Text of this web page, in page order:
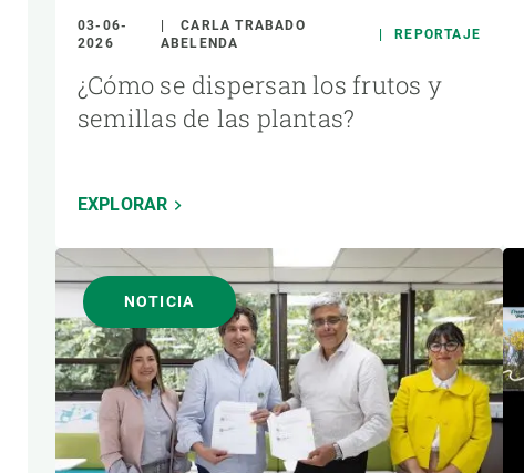
03-06-
2026
CARLA TRABADO
ABELENDA
REPORTAJE
¿Cómo se dispersan los frutos y
semillas de las plantas?
EXPLORAR
NOTICIA